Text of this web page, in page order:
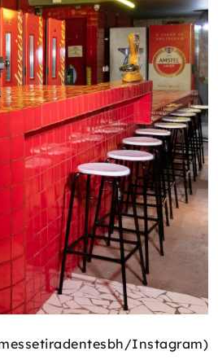
Instagram)